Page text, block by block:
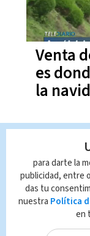
Venta
es
la
para darte la
publicidad, entre
das tu
nuestra Política
en